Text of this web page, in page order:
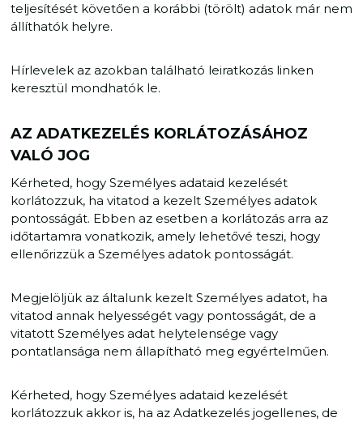
teljesítését követően a korábbi (törölt) adatok már nem
állíthatók helyre.
Hírlevelek az azokban található leiratkozás linken
keresztül mondhatók le.
AZ ADATKEZELÉS KORLÁTOZÁSÁHOZ
VALÓ JOG
Kérheted, hogy Személyes adataid kezelését
korlátozzuk, ha vitatod a kezelt Személyes adatok
pontosságát. Ebben az esetben a korlátozás arra az
időtartamra vonatkozik, amely lehetővé teszi, hogy
ellenőrizzük a Személyes adatok pontosságát.
Megjelöljük az általunk kezelt Személyes adatot, ha
vitatod annak helyességét vagy pontosságát, de a
vitatott Személyes adat helytelensége vagy
pontatlansága nem állapítható meg egyértelműen.
Kérheted, hogy Személyes adataid kezelését
korlátozzuk akkor is, ha az Adatkezelés jogellenes, de